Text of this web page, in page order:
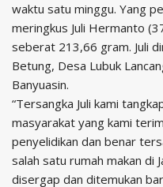
waktu satu minggu. Yang
meringkus Juli Hermanto
seberat 213,66 gram. Juli
Betung, Desa Lubuk
Banyuasin.
“Tersangka Juli kami
masyarakat yang kami
penyelidikan dan benar
salah satu rumah makan di
disergap dan ditemukan